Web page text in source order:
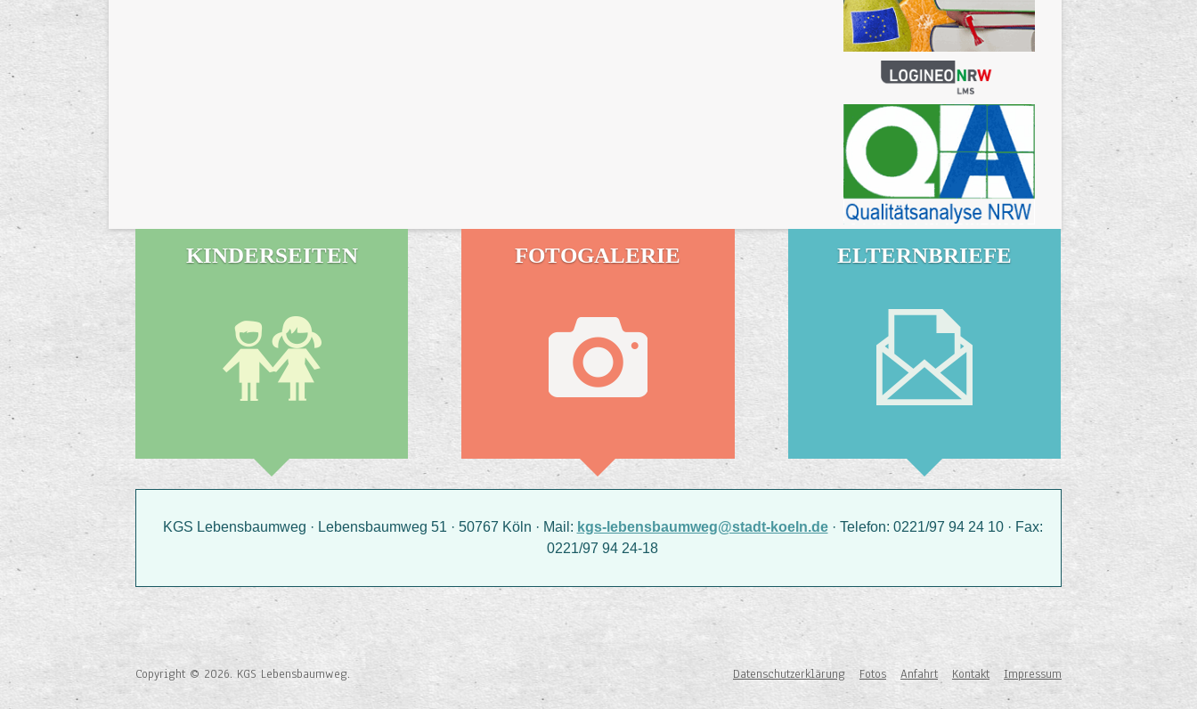
KINDERSEITEN FOTOGALERIE ELTERNBRIEFE
KGS Lebensbaumweg · Lebensbaumweg 51 · 50767 Köln · Mail: kgs-lebensbaumweg@stadt-koeln.de· Telefon: 0221/97 94 24 10 · Fax:
0221/97 94 24-18
Copyright © 2026. KGS Lebensbaumweg. Impressum
Kontakt
Anfahrt
Fotos
Datenschutzerklärung